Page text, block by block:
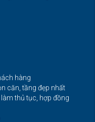
hàng
căn, tầng đẹp nhất
thủ tục, hợp đồng